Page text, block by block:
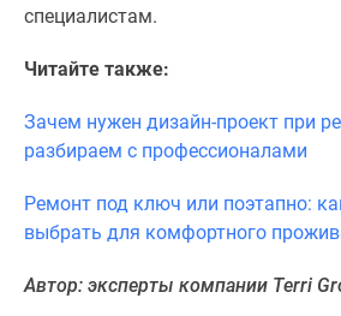
специалистам.
Читайте также:
Зачем нужен дизайн-проект при
разбираем с профессионалами
Ремонт под ключ или поэтапно:
выбрать для комфортного
Автор: эксперты компании Terri